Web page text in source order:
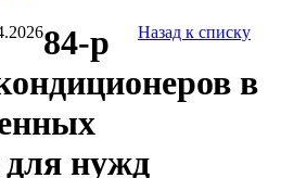
Назад к списку
84-р
в
нужд